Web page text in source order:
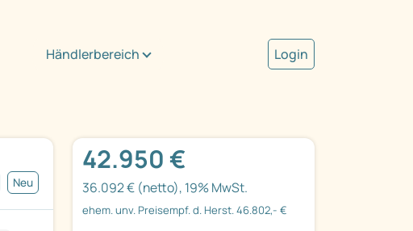
Händlerbereich Login
Neu
42.950 €
36.092 € (netto), 19% MwSt.
ehem. unv. Preisempf. d. Herst. 46.802,- €